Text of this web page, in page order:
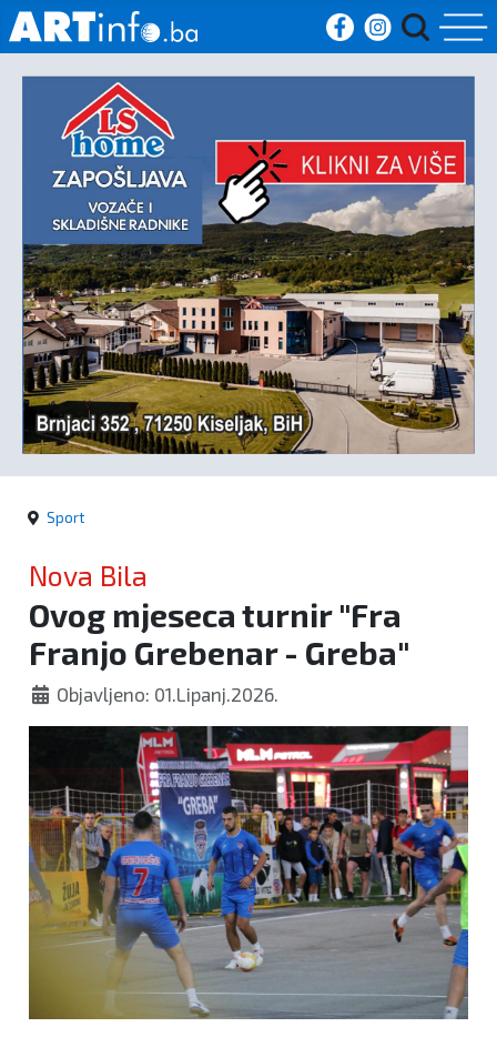
Početna
Vijesti
Sport
Kultura
Crna
kronika
Politika
Sport
Nova Bila
Ovog mjeseca turnir "Fra
Franjo Grebenar - Greba"
Objavljeno: 01.Lipanj.2026.